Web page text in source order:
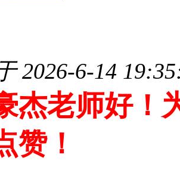
2026-6-14
杰老师好！
赞！